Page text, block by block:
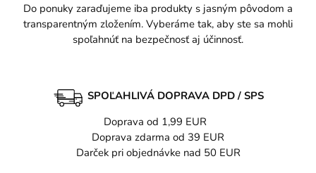
Do ponuky zaraďujeme iba produkty s jasným pôvodom a
transparentným zložením. Vyberáme tak, aby ste sa mohli
spoľahnúť na bezpečnosť aj účinnosť.
SPOĽAHLIVÁ DOPRAVA DPD / SPS
Doprava od 1,99 EUR
Doprava zdarma od 39 EUR
Darček pri objednávke nad 50 EUR